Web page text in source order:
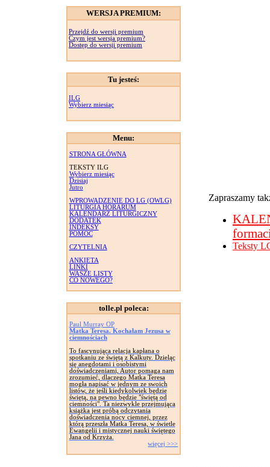
WERSJA PREMIUM:
Przejdź do wersji premium
Czym jest wersja premium?
Dostęp do wersji premium
Tu jesteś:
ILG
Wybierz miesiąc
Menu:
STRONA GŁÓWNA
TEKSTY ILG
Wybierz miesiąc
Dzisiaj
Jutro
WPROWADZENIE DO LG (OWLG)
LITURGIA HORARUM
KALENDARZ LITURGICZNY
DODATEK
INDEKSY
POMOC
CZYTELNIA
ANKIETA
LINKI
WASZE LISTY
CO NOWEGO?
tolle.pl poleca:
Paul Murray OP
Matka Teresa. Kochałam Jezusa w
ciemnościach
To fascynująca relacja kapłana o
spotkaniu ze świętą z Kalkuty. Dzieląc
się anegdotami i osobistymi
doświadczeniami, Autor pomaga nam
zrozumieć, dlaczego Matka Teresa
mogła napisać w jednym ze swoich
listów, że jeśli kiedykolwiek będzie
świętą, na pewno będzie "świętą od
ciemności". Ta niezwykle przejmująca
książka jest próbą odczytania
doświadczenia nocy ciemnej, przez
którą przeszła Matka Teresa, w świetle
Ewangelii i mistycznej nauki świętego
Jana od Krzyża.
więcej >>>
Zapraszamy
Teksty